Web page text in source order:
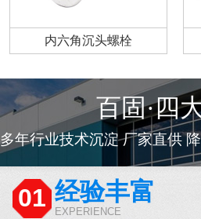
内六角沉头螺栓
百固·四
01 经验丰富
EXPERIENCE